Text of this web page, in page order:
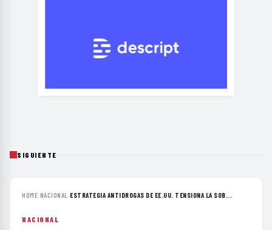
SIGUIENTE
HOME›NACIONAL ›ESTRATEGIA ANTIDROGAS DE EE.UU. TENSIONA LA SOB...
NACIONAL